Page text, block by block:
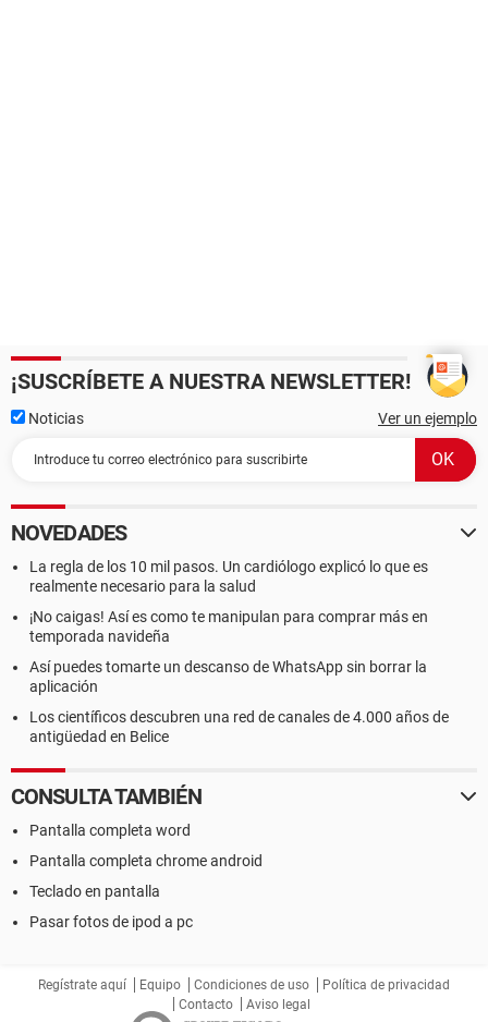
¡SUSCRÍBETE A NUESTRA NEWSLETTER!
Noticias Ver un ejemplo
NOVEDADES
La regla de los 10 mil pasos. Un cardiólogo explicó lo que es
realmente necesario para la salud
¡No caigas! Así es como te manipulan para comprar más en
temporada navideña
Así puedes tomarte un descanso de WhatsApp sin borrar la
aplicación
Los científicos descubren una red de canales de 4.000 años de
antigüedad en Belice
CONSULTA TAMBIÉN
Pantalla completa word
Pantalla completa chrome android
Teclado en pantalla
Pasar fotos de ipod a pc
Regístrate aquí Equipo Condiciones de uso
Política de privacidad
Contacto
Aviso legal